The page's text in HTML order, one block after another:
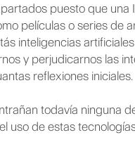
puesto que una
películas o series de
inteligencias
y perjudicarnos las
reflexiones iniciales.
todavía ninguna
uso de estas